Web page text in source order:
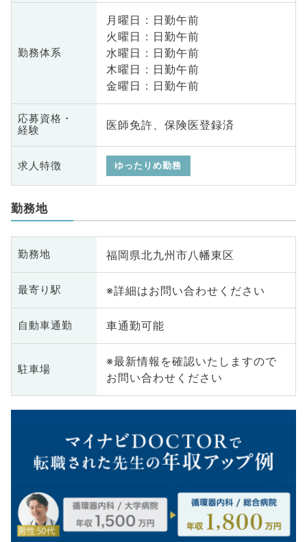
勤務体系
月曜日 : 日勤午前
火曜日 : 日勤午前
水曜日 : 日勤午前
木曜日 : 日勤午前
金曜日 : 日勤午前
応募資格・
経験
医師免許、保険医登録済
求人特徴 ゆったりめ勤務
勤務地
勤務地 福岡県北九州市八幡東区
最寄り駅 ※詳細はお問い合わせください
自動車通勤 車通勤可能
駐車場
※最新情報を確認いたしますので
お問い合わせください